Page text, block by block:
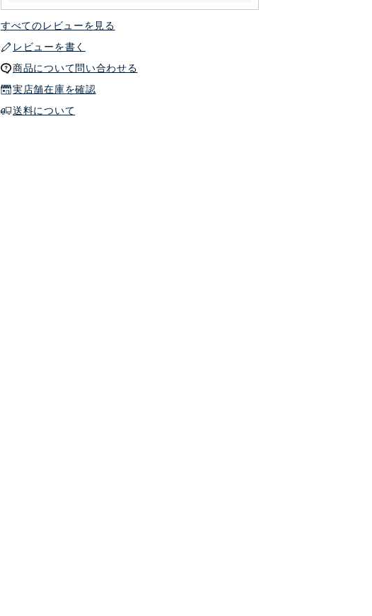
すべてのレビューを見る
レビューを書く
商品について問い合わせる
実店舗在庫を確認
送料について